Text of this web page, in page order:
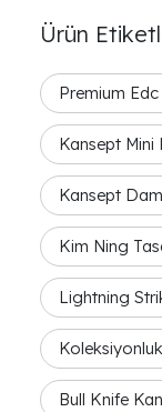
Ürün
Premium Edc
Kansept Mini
Kansept
Kim Ning
Lightning
Bull Knife